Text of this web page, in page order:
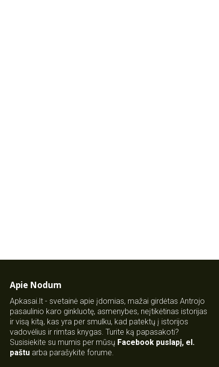
Apie Nodum
Apkasai.lt - svetainė apie įdomias, mažai girdėtas Antrojo
pasaulinio karo ginkluotę, asmenybes, neįtikėtinas istorijas
ir visą kitą, kas yra per smulku, kad patektų į istorijos
vadovėlius ir rimtas knygas. Turite ką papasakoti?
Susisiekite su mumis per mūsų Facebook puslapį, el.
paštu arba parašykite forume.